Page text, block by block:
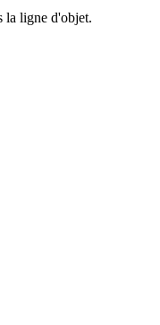
la ligne d'objet.